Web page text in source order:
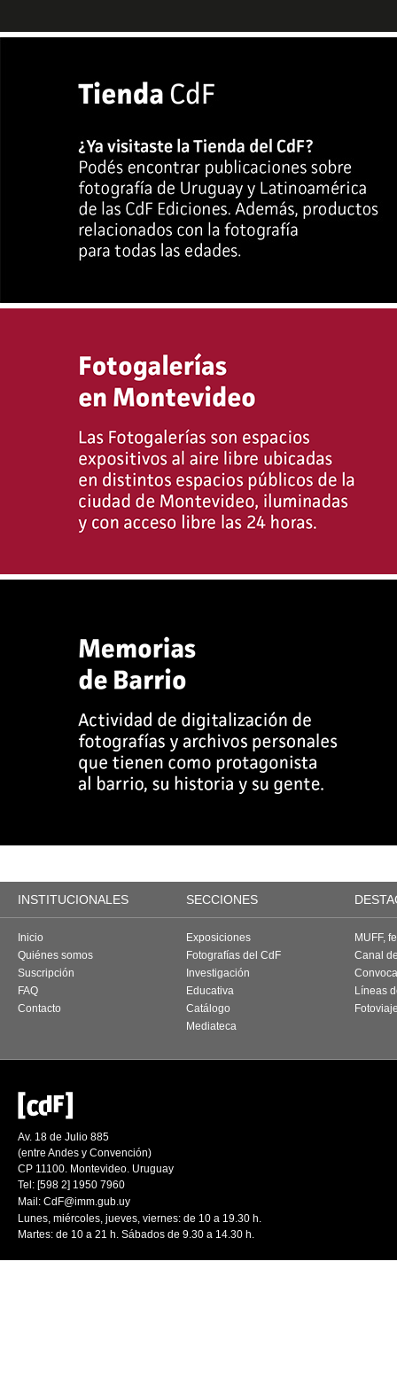
INSTITUCIONALES SECCIONES
Inicio
Quiénes somos
Suscripción
FAQ
Contacto
Exposiciones
Fotografías del CdF
Investigación
Educativa
Catálogo
Mediateca
MUFF,
Canal
Líneas
Av. 18 de Julio 885
(entre Andes y Convención)
CP 11100. Montevideo. Uruguay
Tel: [598 2] 1950 7960
Mail: CdF@imm.gub.uy
Lunes, miércoles, jueves, viernes: de 10 a 19.30 h.
Martes: de 10 a 21 h. Sábados de 9.30 a 14.30 h.